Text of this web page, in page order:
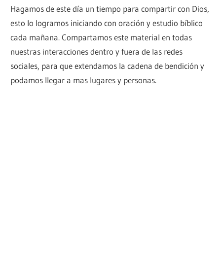
Hagamos de este día un tiempo para compartir con Dios,
esto lo logramos iniciando con oración y estudio bíblico
cada mañana. Compartamos este material en todas
nuestras interacciones dentro y fuera de las redes
sociales, para que extendamos la cadena de bendición y
podamos llegar a mas lugares y personas.